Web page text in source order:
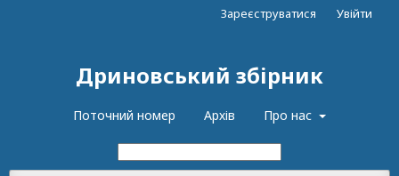
Дриновський збірник
Поточний номер Архів Про нас
Зареєструватися Увійти